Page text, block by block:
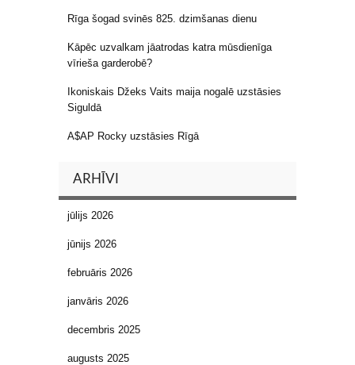
Rīga šogad svinēs 825. dzimšanas dienu
Kāpēc uzvalkam jāatrodas katra mūsdienīga
vīrieša garderobē?
Ikoniskais Džeks Vaits maija nogalē uzstāsies
Siguldā
A$AP Rocky uzstāsies Rīgā
ARHĪVI
jūlijs 2026
jūnijs 2026
februāris 2026
janvāris 2026
decembris 2025
augusts 2025